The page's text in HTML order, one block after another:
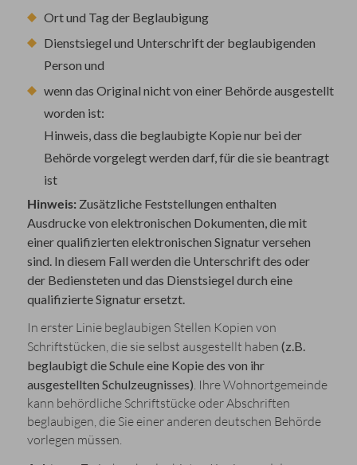
Ort und Tag der Beglaubigung
Dienstsiegel und Unterschrift der beglaubigenden
Person und
wenn das Original nicht von einer Behörde ausgestellt
worden ist:
Hinweis, dass die beglaubigte Kopie nur bei der
Behörde vorgelegt werden darf, für die sie beantragt
ist
Hinweis: Zusätzliche Feststellungen enthalten
Ausdrucke von elektronischen Dokumenten, die mit
einer qualifizierten elektronischen Signatur versehen
sind. In diesem Fall werden die Unterschrift des oder
der Bediensteten und das Dienstsiegel durch eine
qualifizierte Signatur ersetzt.
In erster Linie beglaubigen Stellen Kopien von
Schriftstücken, die sie selbst ausgestellt haben(z.B.
beglaubigt die Schule eine Kopie des von ihr
ausgestellten Schulzeugnisses). Ihre Wohnortgemeinde
kann behördliche Schriftstücke oder Abschriften
beglaubigen, die Sie einer anderen deutschen Behörde
vorlegen müssen.